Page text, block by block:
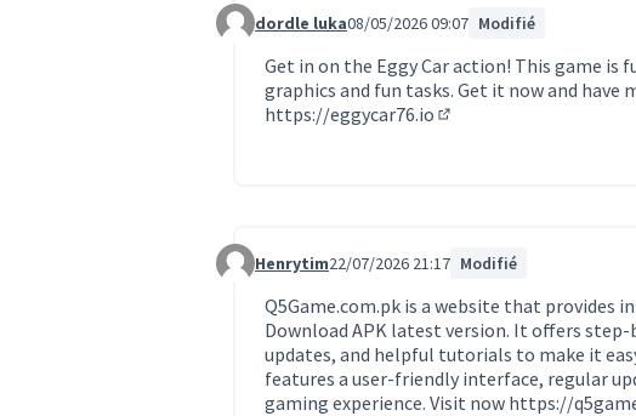
Commentaire 2298
dordle luka08/05/2026 09:07 Modifié
Get in on the Eggy Car action! This game is
graphics and fun tasks. Get it now and
https://eggycar76.io
Commentaire 2449
Henrytim22/07/2026 21:17 Modifié
Q5Game.com.pk is a website that provides
Download APK latest version. It offers
updates, and helpful tutorials to make it
features a user-friendly interface, regular
gaming experience. Visit now https://